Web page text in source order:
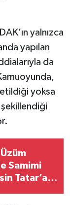
yalnızca
yapılan
da
yoksa
Samimi
Tatar’a